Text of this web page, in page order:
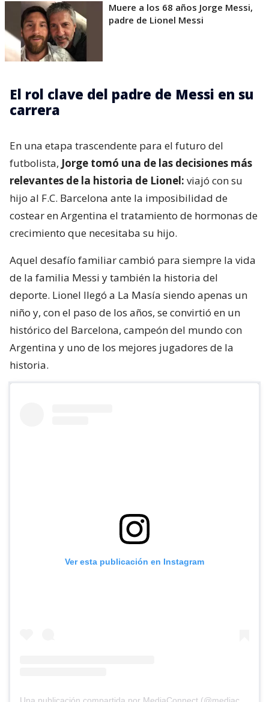
Muere a los 68 años Jorge Messi,
padre de Lionel Messi
El rol clave del padre de Messi en su
carrera
En una etapa trascendente para el futuro del
futbolista, Jorge tomó una de las decisiones más
relevantes de la historia de Lionel: viajó con su
hijo al F.C. Barcelona ante la imposibilidad de
costear en Argentina el tratamiento de hormonas de
crecimiento que necesitaba su hijo.
Aquel desafío familiar cambió para siempre la vida
de la familia Messi y también la historia del
deporte. Lionel llegó a La Masía siendo apenas un
niño y, con el paso de los años, se convirtió en un
histórico del Barcelona, campeón del mundo con
Argentina y uno de los mejores jugadores de la
historia.
Ver esta publicación en Instagram